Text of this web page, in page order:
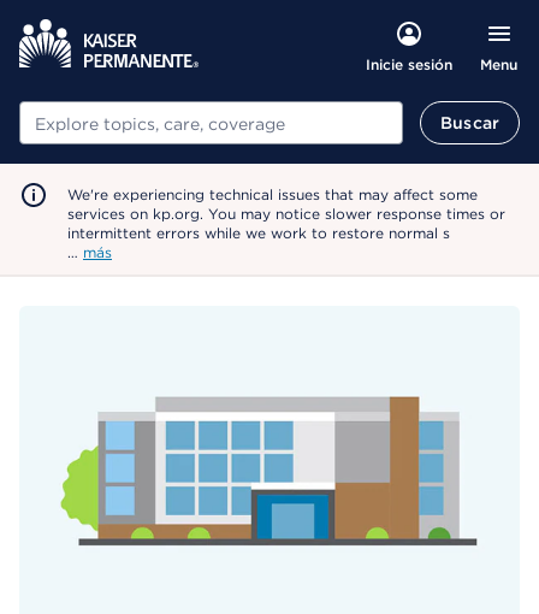
Inicie sesión Menu
Buscar Buscar
We're experiencing technical issues that may affect some
services on kp.org. You may notice slower response times or
intermittent errors while we work to restore normal s
… más